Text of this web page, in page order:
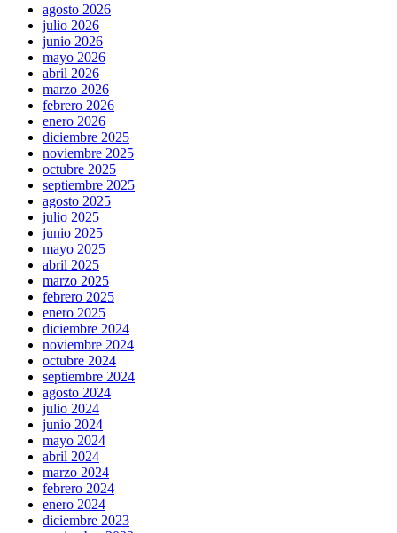
agosto 2026
julio 2026
junio 2026
mayo 2026
abril 2026
marzo 2026
febrero 2026
enero 2026
diciembre 2025
noviembre 2025
octubre 2025
septiembre 2025
agosto 2025
julio 2025
junio 2025
mayo 2025
abril 2025
marzo 2025
febrero 2025
enero 2025
diciembre 2024
noviembre 2024
octubre 2024
septiembre 2024
agosto 2024
julio 2024
junio 2024
mayo 2024
abril 2024
marzo 2024
febrero 2024
enero 2024
diciembre 2023